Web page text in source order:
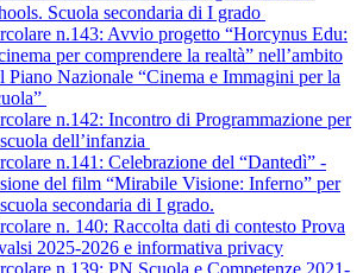
Scuola secondaria di I grado
n.143: Avvio progetto “Horcynus Edu:
per comprendere la realtà” nell’ambito
Piano Nazionale “Cinema e Immagini per la
n.142: Incontro di Programmazione per
dell’infanzia
n.141: Celebrazione del “Dantedì” -
del film “Mirabile Visione: Inferno” per
secondaria di I grado.
n. 140: Raccolta dati di contesto Prova
2025-2026 e informativa privacy